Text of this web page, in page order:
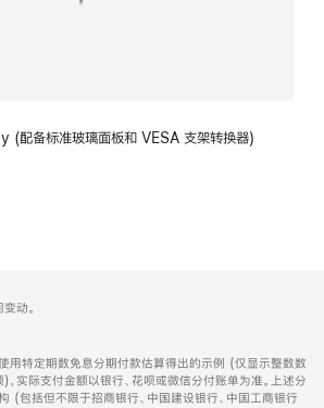
配备标准玻璃面板和 VESA 支架转换器)
动。
用特定期数免息分期付款估算得出的示例 (仅显示整数数
，实际支付金额以银行、花呗或微信分付账单为准。上述分
(包括但不限于招商银行、中国建设银行、中国工商银行